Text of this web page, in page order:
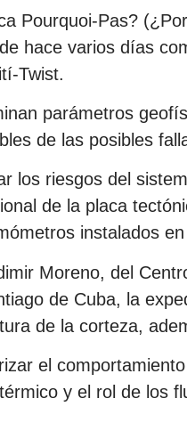
Pourquoi-Pas?
hace varios días
Twist.
parámetros
de las posibles
los riesgos del
de la placa
instalados
Moreno, del
de Cuba, la
de la corteza,
el
y el rol de los